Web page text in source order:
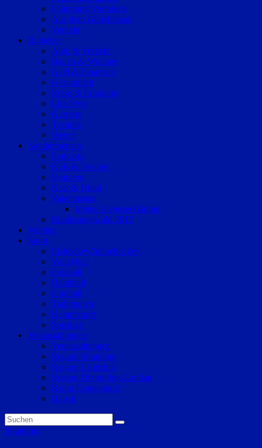
Fahndung/Vermisste
Aus dem Gerichtssaal
Verkehr
Ratgeber
Auto & Verkehr
Bauen & Wohnen
Geld & Finanzen
Gesundheit
Reise & Erholung
Life-Style
Karriere
Technik
Wetter
Sonderthemen
Podcasts
Kids & Teenies
Senioren
Katz & Hund
Valentinstag
Meine Liebeserklärung
Bundestagswahl 2017
Vereine
Sport
Eishockey/Inlinehockey
Volleyball
Fussball
Handball
Football
Trabrennen
Kampfsport
Sonstige
Veranstaltungen
Veranstaltungen
Region Straubing
Region Landshut
Region Dingolfing-Landau
Raum Deggendorf
Bluval
Straubing